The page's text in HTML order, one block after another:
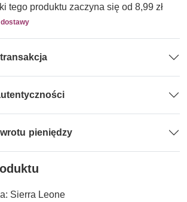
tego produktu zaczyna się od 8,99 zł
pieniędzy
Sierra Leone